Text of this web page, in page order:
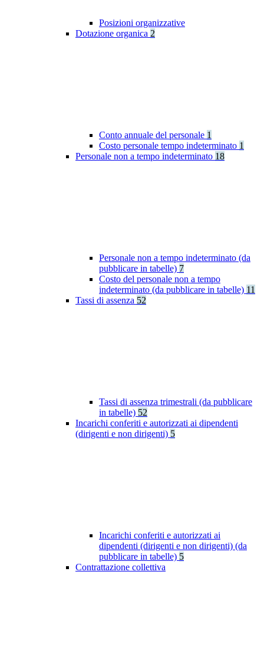
Posizioni organizzative
Dotazione organica 2
Conto annuale del personale 1
Costo personale tempo indeterminato 1
Personale non a tempo indeterminato 18
Personale non a tempo indeterminato (da
pubblicare in tabelle) 7
Costo del personale non a tempo
indeterminato (da pubblicare in tabelle) 11
Tassi di assenza 52
Tassi di assenza trimestrali (da pubblicare
in tabelle) 52
Incarichi conferiti e autorizzati ai dipendenti
(dirigenti e non dirigenti) 5
Incarichi conferiti e autorizzati ai
dipendenti (dirigenti e non dirigenti) (da
pubblicare in tabelle) 5
Contrattazione collettiva